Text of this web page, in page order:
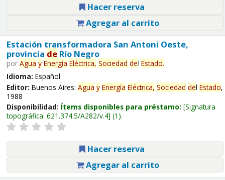
Hacer reserva
Agregar al carrito
Estación transformadora San Antoni Oeste,
provincia deRío Negro
por Agua y Energía Eléctrica, Sociedad del Estado.
Idioma: Español
Editor: Buenos Aires: Agua y Energía Eléctrica, Sociedad del Estado,
1988
Disponibilidad: Ítems disponibles para préstamo: Signatura
topográfica: 621.374.5/A282/v.4 (1).
Hacer reserva
Agregar al carrito